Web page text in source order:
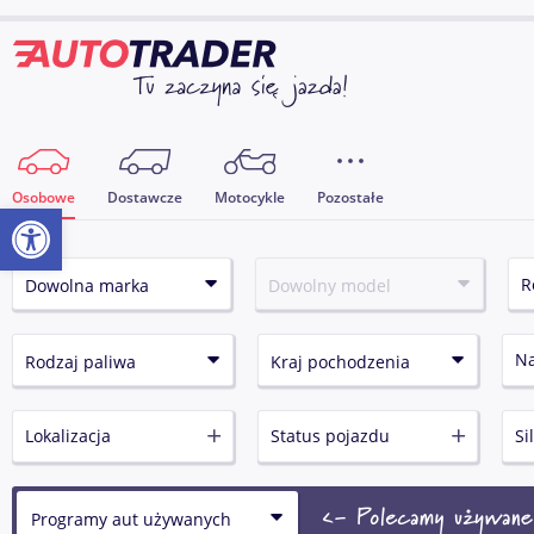
Osobowe Dostawcze Motocykle Pozostałe
Lokalizacja Status pojazdu
Otwórz pasek narzędzi